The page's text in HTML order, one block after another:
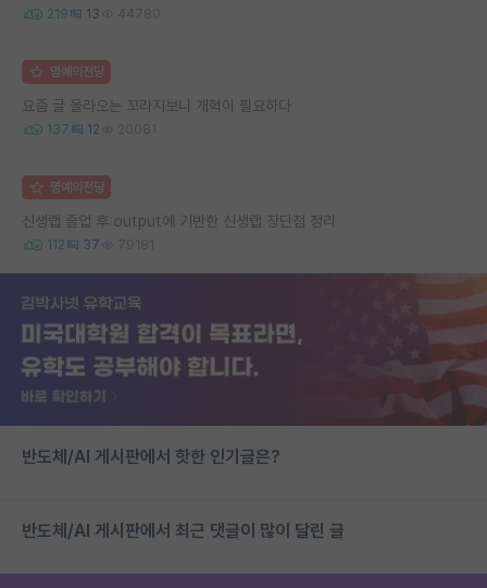
219 13 44780
명예의전당
요즘 글 올라오는 꼬라지보니 개혁이 필요하다
137 12 20081
명예의전당
신생랩 졸업 후 output에 기반한 신생랩 장단점 정리
112 37 79181
반도체/AI 게시판에서 핫한 인기글은?
반도체/AI 게시판에서 최근 댓글이 많이 달린 글